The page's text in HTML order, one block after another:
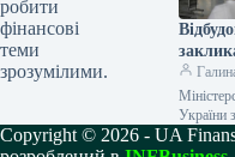
робити
фінансові
теми
зрозумілими.
України
послів
Copyright © 2026 - UA